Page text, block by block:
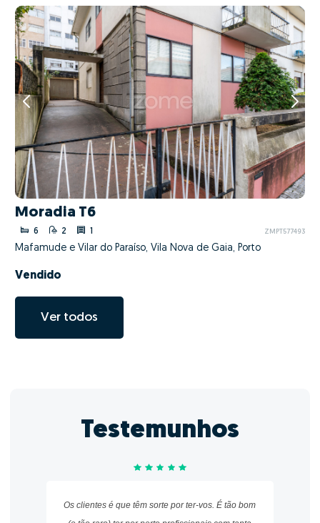
Moradia T6
6 2 1 ZMPT577493
Mafamude e Vilar do Paraíso, Vila Nova de Gaia, Porto
Vendido
Ver todos
Testemunhos
Os clientes é que têm sorte por ter-vos. É tão bom